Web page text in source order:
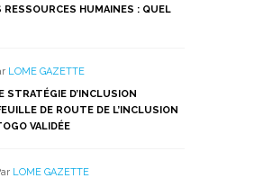
RESSOURCES HUMAINES : QUEL
LOME GAZETTE
STRATÉGIE D’INCLUSION
DE ROUTE DE L’INCLUSION
VALIDÉE
LOME GAZETTE